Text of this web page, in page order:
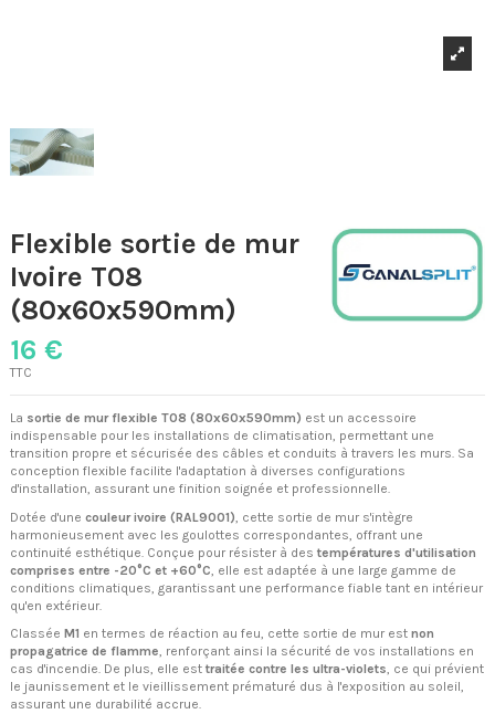
Flexible sortie de mur
Ivoire T08
(80x60x590mm)
16 €
TTC
La sortie de mur flexible T08 (80x60x590mm) est un accessoire
indispensable pour les installations de climatisation, permettant une
transition propre et sécurisée des câbles et conduits à travers les murs. Sa
conception flexible facilite l'adaptation à diverses configurations
d'installation, assurant une finition soignée et professionnelle.
Dotée d'une couleur ivoire (RAL9001) , cette sortie de mur s'intègre
harmonieusement avec les goulottes correspondantes, offrant une
continuité esthétique. Conçue pour résister à des températures d'utilisation
comprises entre -20°C et +60°C , elle est adaptée à une large gamme de
conditions climatiques, garantissant une performance fiable tant en intérieur
qu'en extérieur.
Classée M1 en termes de réaction au feu, cette sortie de mur est non
propagatrice de flamme, renforçant ainsi la sécurité de vos installations en
cas d'incendie. De plus, elle est traitée contre les ultra-violets, ce qui prévient
le jaunissement et le vieillissement prématuré dus à l'exposition au soleil,
assurant une durabilité accrue.